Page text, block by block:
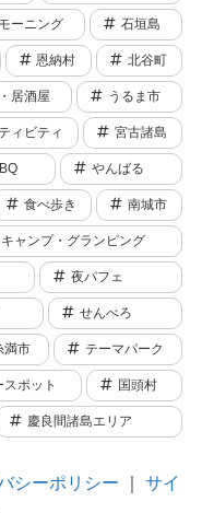
モーニング 石垣島
恩納村 北谷町
居酒屋 うるま市
ィビティ 宮古諸島
やんばる
食べ歩き 南城市
キャンプ・グランピング
夜パフェ
せんべろ
満市 テーマパーク
スポット 国頭村
慶良間諸島エリア
シーポリシー
サイ